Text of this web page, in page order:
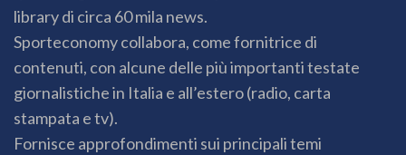
library di circa 60 mila news.
Sporteconomy collabora, come fornitrice di
contenuti, con alcune delle più importanti testate
giornalistiche in Italia e all’estero (radio, carta
stampata e tv).
Fornisce approfondimenti sui principali temi